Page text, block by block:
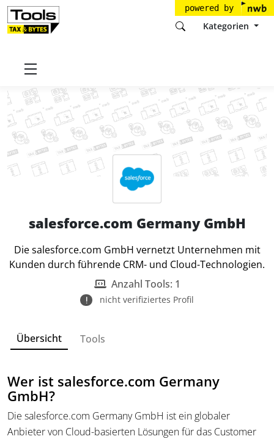
powered by
Kategorien
Startseite
salesforce.com Germany GmbH
Die salesforce.com GmbH vernetzt Unternehmen mit
Kunden durch führende CRM- und Cloud-Technologien.
Anzahl Tools: 1
nicht verifiziertes Profil
Übersicht Tools
Wer ist salesforce.com Germany
GmbH?
Die salesforce.com Germany GmbH ist ein globaler
Anbieter von Cloud-basierten Lösungen für das Customer